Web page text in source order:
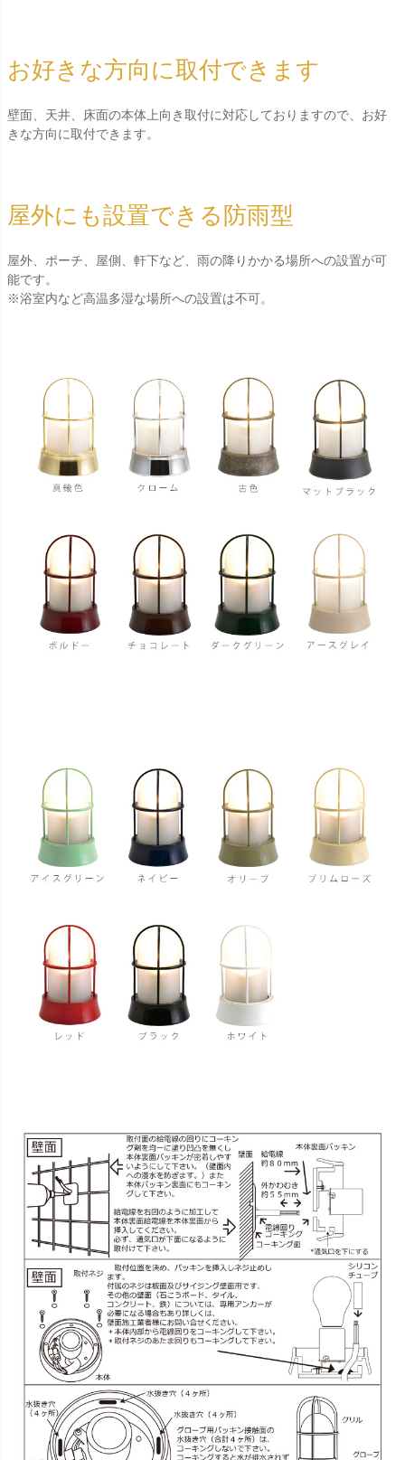
お好きな方向に取付できます
壁面、天井、床面の本体上向き取付に対応しておりますので、お好
きな方向に取付できます。
屋外にも設置できる防雨型
屋外、ポーチ、屋側、軒下など、雨の降りかかる場所への設置が可
能です。
※浴室内など高温多湿な場所への設置は不可。